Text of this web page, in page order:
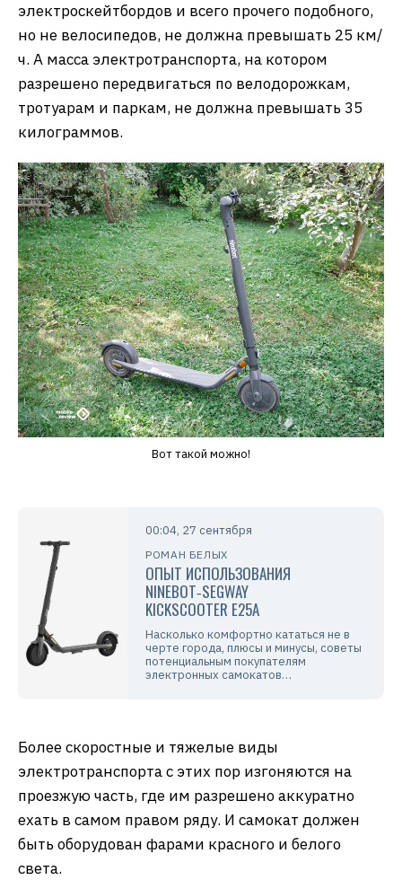
электроскейтбордов и всего прочего подобного,
но не велосипедов, не должна превышать 25 км/
ч. А масса электротранспорта, на котором
разрешено передвигаться по велодорожкам,
тротуарам и паркам, не должна превышать 35
килограммов.
Вот такой можно!
00:04, 27 сентября
РОМАН БЕЛЫХ
ОПЫТ ИСПОЛЬЗОВАНИЯ
NINEBOT‑SEGWAY
KICKSCOOTER E25A
Насколько комфортно кататься не в
черте города, плюсы и минусы, советы
потенциальным покупателям
электронных самокатов…
Более скоростные и тяжелые виды
электротранспорта с этих пор изгоняются на
проезжую часть, где им разрешено аккуратно
ехать в самом правом ряду. И самокат должен
быть оборудован фарами красного и белого
света.